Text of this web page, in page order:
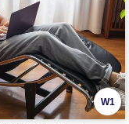
W1